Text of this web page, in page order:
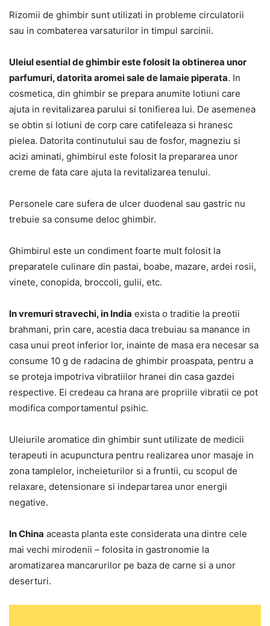
Rizomii de ghimbir sunt utilizati in probleme circulatorii
sau in combaterea varsaturilor in timpul sarcinii.
Uleiul esential de ghimbir este folosit la obtinerea unor
parfumuri, datorita aromei sale de lamaie piperata. In
cosmetica, din ghimbir se prepara anumite lotiuni care
ajuta in revitalizarea parului si tonifierea lui. De asemenea
se obtin si lotiuni de corp care catifeleaza si hranesc
pielea. Datorita continutului sau de fosfor, magneziu si
acizi aminati, ghimbirul este folosit la prepararea unor
creme de fata care ajuta la revitalizarea tenului.
Personele care sufera de ulcer duodenal sau gastric nu
trebuie sa consume deloc ghimbir.
Ghimbirul este un condiment foarte mult folosit la
preparatele culinare din pastai, boabe, mazare, ardei rosii,
vinete, conopida, broccoli, gulii, etc.
In vremuri stravechi, in India exista o traditie la preotii
brahmani, prin care, acestia daca trebuiau sa manance in
casa unui preot inferior lor, inainte de masa era necesar sa
consume 10 g de radacina de ghimbir proaspata, pentru a
se proteja impotriva vibratiilor hranei din casa gazdei
respective. Ei credeau ca hrana are propriile vibratii ce pot
modifica comportamentul psihic.
Uleiurile aromatice din ghimbir sunt utilizate de medicii
terapeuti in acupunctura pentru realizarea unor masaje in
zona tamplelor, incheieturilor si a fruntii, cu scopul de
relaxare, detensionare si indepartarea unor energii
negative.
In China aceasta planta este considerata una dintre cele
mai vechi mirodenii – folosita in gastronomie la
aromatizarea mancarurilor pe baza de carne si a unor
deserturi.